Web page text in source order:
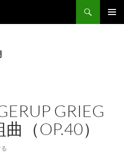
GRIEG
（OP.40）